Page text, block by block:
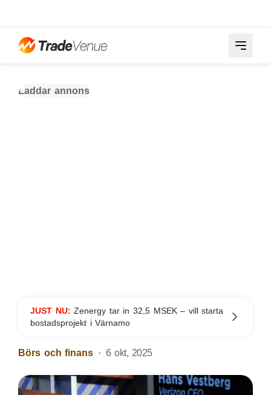
Laddar annons
JUST NU:Zenergy tar in 32,5 MSEK – vill starta
bostadsprojekt i Värnamo
Börs och finans 6 okt, 2025